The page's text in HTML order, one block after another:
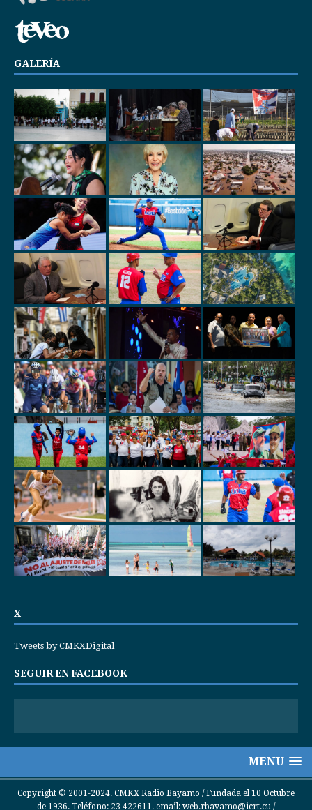
GALERÍA
X
Tweets by CMKXDigital
SEGUIR EN FACEBOOK
MENU
Copyright © 2001-2024. CMKX Radio Bayamo / Fundada el 10 Octubre
de 1936. Teléfono: 23 422611. email: web.rbayamo@icrt.cu /